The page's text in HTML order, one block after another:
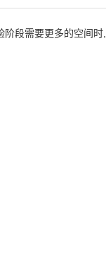
段需要更多的空间时